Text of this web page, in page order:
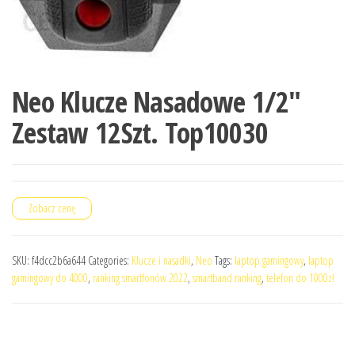
Neo Klucze Nasadowe 1/2″
Zestaw 12Szt. Top10030
Zobacz cenę
SKU: f4dcc2b6a644 Categories: Klucze i nasadki, Neo Tags: laptop gamingowy, laptop
gamingowy do 4000, ranking smartfonów 2022, smartband ranking, telefon do 1000zł